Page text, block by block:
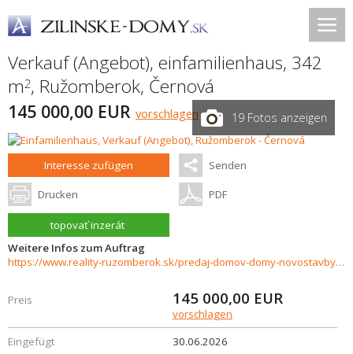
Verkauf (Angebot), einfamilienhaus, 342
m2, Ružomberok, Černová
145 000,00 EUR vorschlagen 19 Fotos anzeigen
Interesse zufügen Senden
Drucken PDF
topovať inzerát
Weitere Infos zum Auftrag
https://www.reality-ruzomberok.sk/predaj-domov-domy-novostavby/Drevenica-s-murovanou-pristavbou-Cernova-36028/?utm_source=areality&utm_medium=xml&utm_term=36028&utm_content=dom&utm_campaign=portaly
Preis 145 000,00 EUR
vorschlagen
Eingefügt
30.06.2026